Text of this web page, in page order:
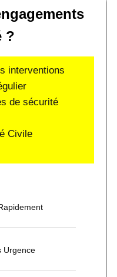
?
interventions
de sécurité
Civile
Urgence